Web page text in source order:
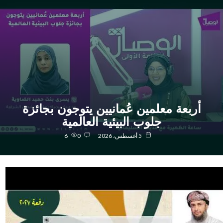
أربعة معلمين عُمانيين يتوجون بجائزة
جلوب البيئية العالمية
6